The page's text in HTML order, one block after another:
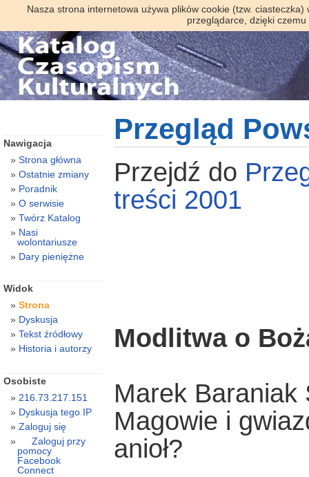
Nasza strona internetowa używa plików cookie (tzw.
przeglądarce, dzięki
Przegląd
Przejdź do
treści 2001
Modlitwa o
Marek Baraniak
Magowie i
anioł?
Nawigacja
Strona główna
Ostatnie zmiany
Poradnik
O serwisie
Twórz Katalog
Nasi
wolontariusze
Dary pieniężne
Widok
Strona
Dyskusja
Tekst źródłowy
Historia i autorzy
Osobiste
216.73.217.151
Dyskusja tego IP
Zaloguj się
Zaloguj przy
pomocy
Facebook
Connect